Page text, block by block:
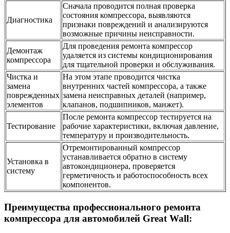
Диагностика
Сначала проводится полная проверка
состояния компрессора, выявляются
признаки повреждений и анализируются
возможные причины неисправности.
Демонтаж
компрессора
Для проведения ремонта компрессор
удаляется из системы кондиционирования
для тщательной проверки и обслуживания.
Чистка и
замена
поврежденных
элементов
На этом этапе проводится чистка
внутренних частей компрессора, а также
замена неисправных деталей (например,
клапанов, подшипников, манжет).
Тестирование
После ремонта компрессор тестируется на
рабочие характеристики, включая давление,
температуру и производительность.
Установка в
систему
Отремонтированный компрессор
устанавливается обратно в систему
автокондиционера, проверяется
герметичность и работоспособность всех
компонентов.
Преимущества профессионального ремонта
компрессора для автомобилей Great Wall: